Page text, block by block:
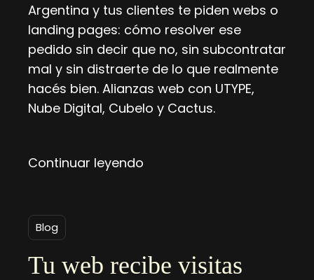
Argentina y tus clientes te piden webs o
landing pages: cómo resolver ese
pedido sin decir que no, sin subcontratar
mal y sin distraerte de lo que realmente
hacés bien. Alianzas web con UTYPE,
Nube Digital, Cubelo y Cactus.
Continuar leyendo
Blog
Tu web recibe visitas